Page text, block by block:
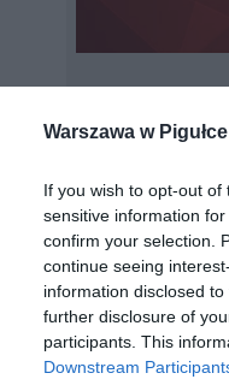
Warszawa w
If you wish to opt-out
sensitive information
confirm your selection.
continue seeing
information disclosed
further disclosure of
participants. This
Downstream